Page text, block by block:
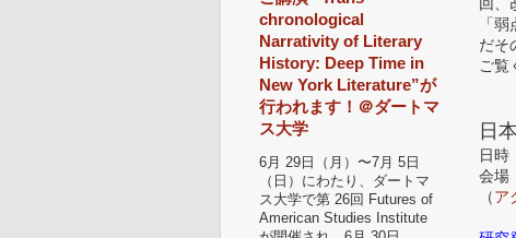
「
だそ
ご覧
日
日時
会場
（ア
chronological
Narrativity of Literary
History: Deep Time in
New York Literature”が
行われます！＠ダートマ
ス大学
6月 29日（月）〜7月 5日
（日）にわたり、ダートマ
ス大学で第 26回 Futures of
American Studies Institute